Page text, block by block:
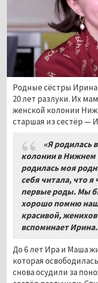
Родные сёстры
20 лет разлуки. Их
женской колонии
старшая из сестёр —
«Я родилась
колонии в Нижнем
родилась моя
себя читала, что я
первые роды. Мы
хорошо помню
красивой,
вспоминает Ирина.
До 6 лет Ира и Маша
которая
снова осудили за